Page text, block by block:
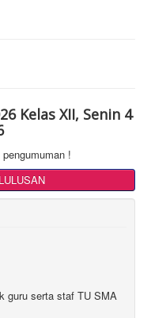
Kelas XII, Senin 4
!
guru serta staf TU SMA